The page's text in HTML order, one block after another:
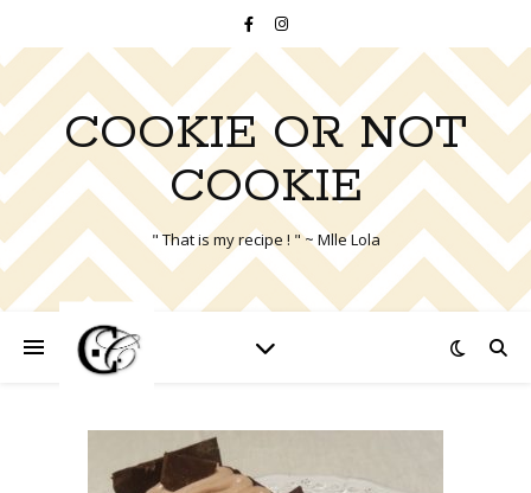
COOKIE OR NOT
COOKIE
" That is my recipe ! " ~ Mlle Lola